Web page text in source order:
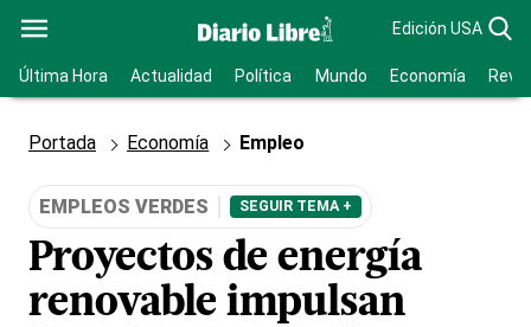
Edición USA
Última Hora Actualidad Política Mundo Economía
Portada Economía Empleo
EMPLEOS VERDES SEGUIR TEMA +
Proyectos de energía
renovable impulsan